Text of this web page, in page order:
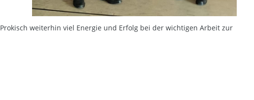
weiterhin viel Energie und Erfolg bei der wichtigen Arbeit zur